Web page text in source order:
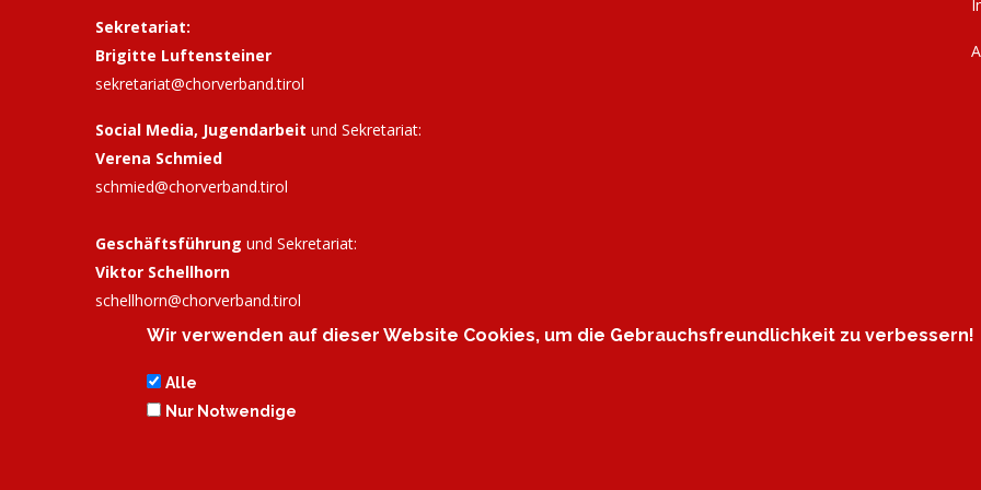
Sekretariat:
Brigitte Luftensteiner
sekretariat@chorverband.tirol
Social Media, Jugendarbeit und Sekretariat:
Verena Schmied
schmied@chorverband.tirol
Geschäftsführung und Sekretariat:
Viktor Schellhorn
schellhorn@chorverband.tirol
Bankverbindung:Tiroler Sparkasse, IBAN: AT72
2050 3033 0298 8625, BIC: SPIHAT22XXX
Wir verwenden auf dieser Website Cookies, um die Gebrauchsfreundlichkeit zu verbessern!
Alle
Nur Notwendige